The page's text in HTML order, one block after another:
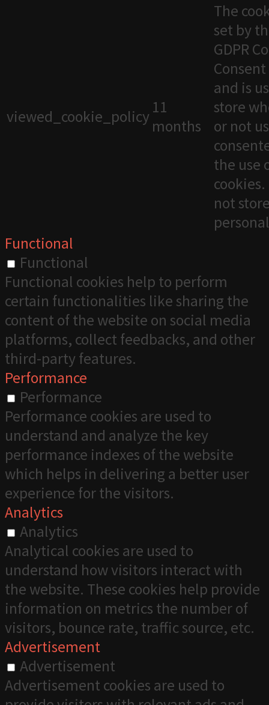
viewed_cookie_policy 11
months
The
set by
GDPR
and is
store
or not
the use
not
Functional
Functional
Functional cookies help to perform
certain functionalities like sharing the
content of the website on social media
platforms, collect feedbacks, and other
third-party features.
Performance
Performance
Performance cookies are used to
understand and analyze the key
performance indexes of the website
which helps in delivering a better user
experience for the visitors.
Analytics
Analytics
Analytical cookies are used to
understand how visitors interact with
the website. These cookies help provide
information on metrics the number of
visitors, bounce rate, traffic source, etc.
Advertisement
Advertisement
Advertisement cookies are used to